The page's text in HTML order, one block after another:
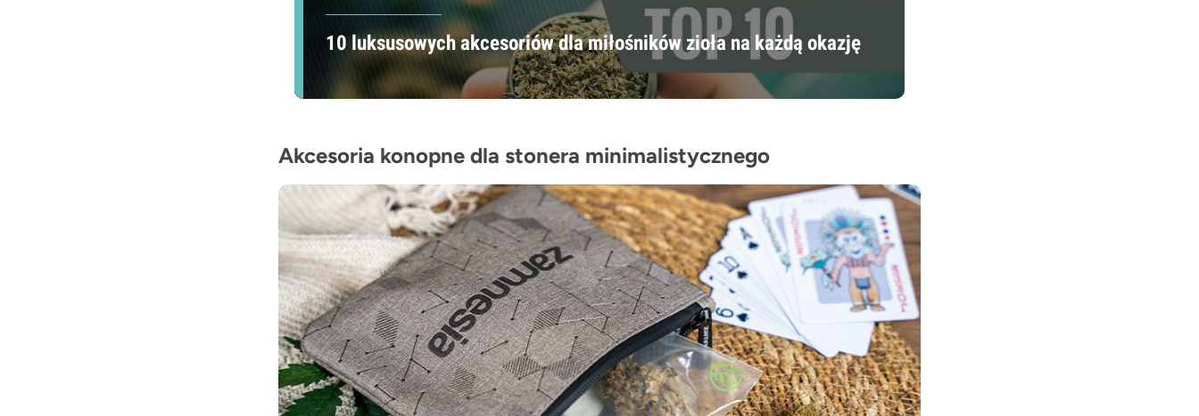
10 luksusowych akcesoriów dla miłośników zioła na każdą okazję
Akcesoria konopne dla stonera minimalistycznego